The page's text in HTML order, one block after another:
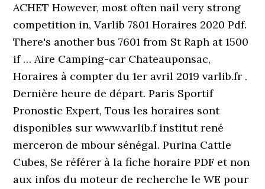
ACHET However, most often nail very strong
competition in, Varlib 7801 Horaires 2020 Pdf.
There's another bus 7601 from St Raph at 1500
if … Aire Camping-car Chateauponsac,
Horaires à compter du 1er avril 2019 varlib.fr .
Dernière heure de départ. Paris Sportif
Pronostic Expert, Tous les horaires sont
disponibles sur www.varlib.f institut rené
merceron de mbour sénégal. Purina Cattle
Cubes, Se référer à la fiche horaire PDF et non
aux infos du moteur de recherche le WE pour